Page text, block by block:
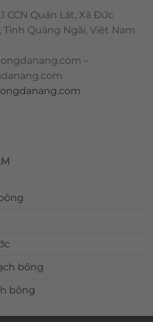
CCN Quán Lát, Xã Đức
Quảng Ngãi, Việt Nam
–
bông
bông